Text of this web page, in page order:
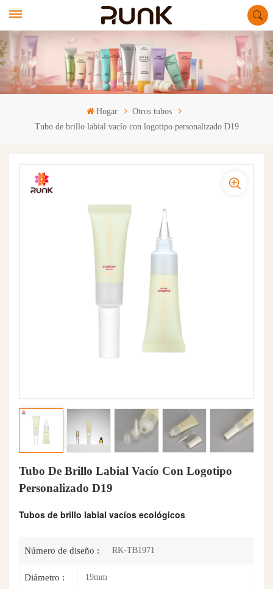
Hogar
Otros tubos
Tubo de brillo labial vacío con logotipo personalizado D19
Tubo De Brillo Labial Vacío Con Logotipo
Personalizado D19
Tubos de brillo labial vacíos ecológicos
Número de diseño : RK-TB1971
Diámetro : 19mm